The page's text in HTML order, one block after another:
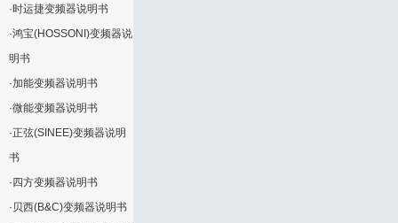
·时运捷变频器说明书
·鸿宝(HOSSONI)变频器说
明书
·加能变频器说明书
·微能变频器说明书
·正弦(SINEE)变频器说明
书
· 四方变频器说明书
· 贝西(B&C)变频器说明书